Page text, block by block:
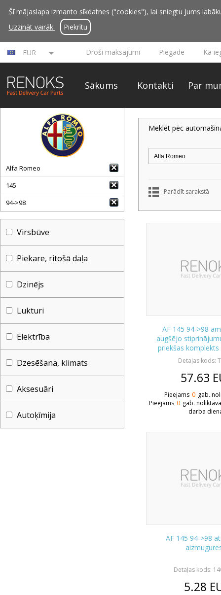
Šī mājaslapa izmanto sīkdatnes ("cookies"), lai sniegtu Jums
Uzzināt vairāk
Piekrītu
EUR Droši maksājumi Piegāde Kā
Sākums Kontakti Par
Alfa Romeo
145
94->98
Virsbūve
Piekare, ritošā daļa
Dzinējs
Lukturi
Elektrība
Dzesēšana, klimats
Aksesuāri
Autoķīmija
Meklēt pēc
Parādīt sarakstā
AF 145 94->98
augšējo
priekšas komplekts
Detaļas kods:
57.63
Pieejams 0 gab.
Pieejams 0 gab.
darba
AF 145 94->98
Detaļas kods:
5.28